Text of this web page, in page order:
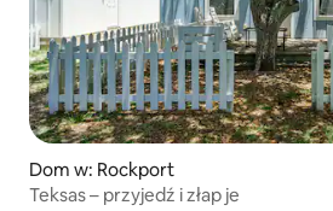
Dom w: Rockport
Teksas – przyjedź i złap je